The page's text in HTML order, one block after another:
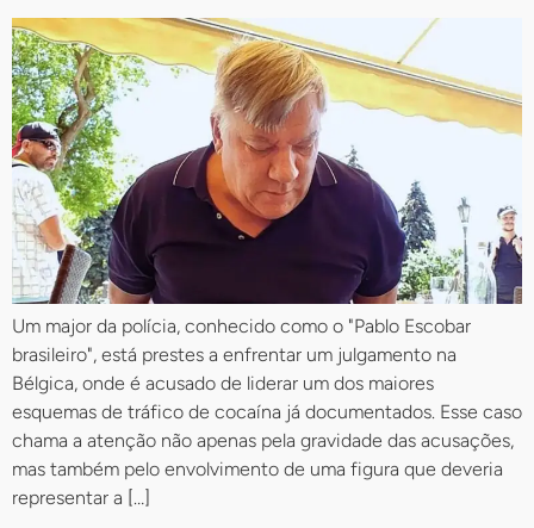
Um major da polícia, conhecido como o "Pablo Escobar
brasileiro", está prestes a enfrentar um julgamento na
Bélgica, onde é acusado de liderar um dos maiores
esquemas de tráfico de cocaína já documentados. Esse caso
chama a atenção não apenas pela gravidade das acusações,
mas também pelo envolvimento de uma figura que deveria
representar a […]